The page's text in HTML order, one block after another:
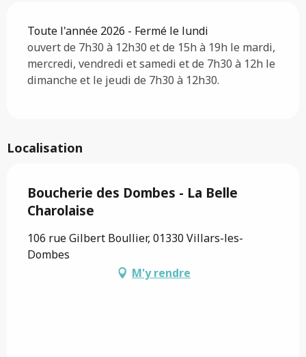
Toute l'année 2026 - Fermé le lundi
ouvert de 7h30 à 12h30 et de 15h à 19h le mardi,
mercredi, vendredi et samedi et de 7h30 à 12h le
dimanche et le jeudi de 7h30 à 12h30.
Localisation
Boucherie des Dombes - La Belle
Charolaise
106 rue Gilbert Boullier, 01330 Villars-les-
Dombes
M'y rendre